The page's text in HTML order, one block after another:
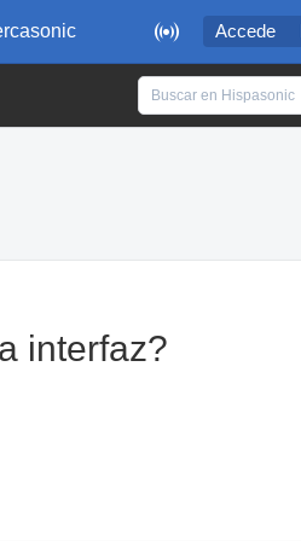
 Accede
interfaz?